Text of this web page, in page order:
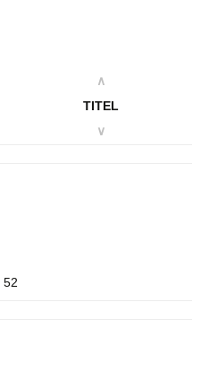
∧
TITEL
∨
52